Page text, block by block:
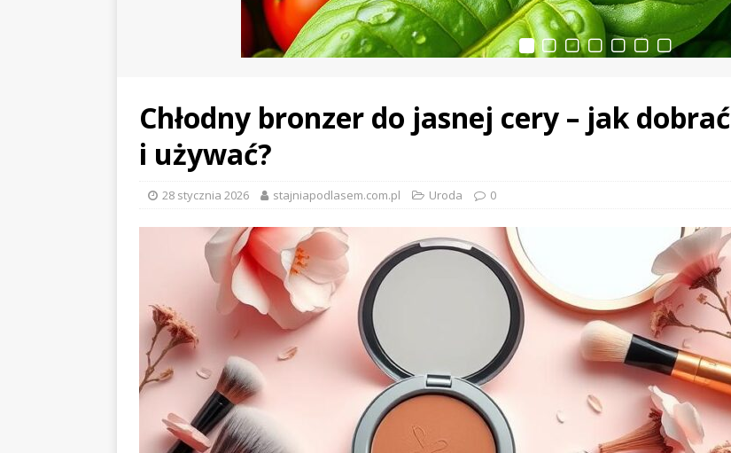
Chłodny bronzer do jasnej cery – jak dobrać
i używać?
28 stycznia 2026 stajniapodlasem.com.pl Uroda 0